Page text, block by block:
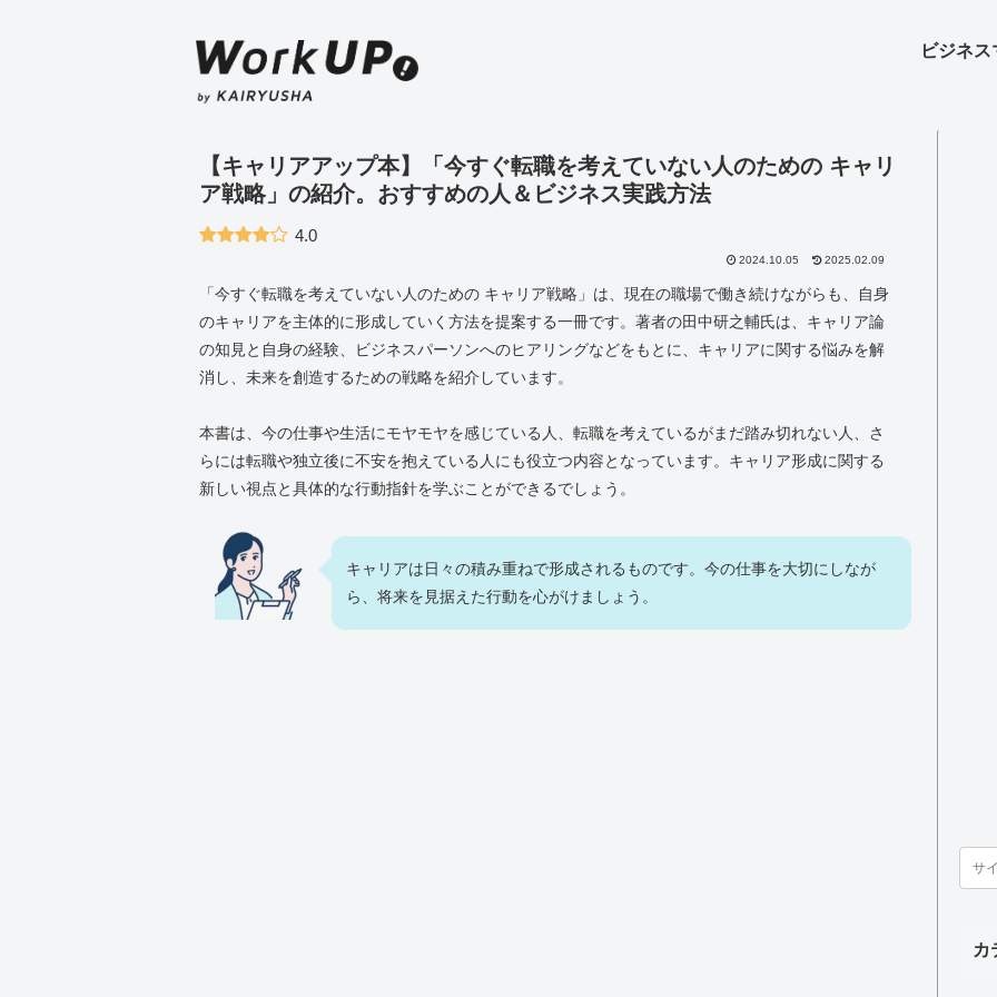
ビジネ
【キャリアアップ本】「今すぐ転職を考えていない人のための キャリ
ア戦略」の紹介。おすすめの人＆ビジネス実践方法
4.0
2024.10.05 2025.02.09
「今すぐ転職を考えていない人のための キャリア戦略」は、現在の職場で働き続けながらも、自身
のキャリアを主体的に形成していく方法を提案する一冊です。著者の田中研之輔氏は、キャリア論
の知見と自身の経験、ビジネスパーソンへのヒアリングなどをもとに、キャリアに関する悩みを解
消し、未来を創造するための戦略を紹介しています。
本書は、今の仕事や生活にモヤモヤを感じている人、転職を考えているがまだ踏み切れない人、さ
らには転職や独立後に不安を抱えている人にも役立つ内容となっています。キャリア形成に関する
新しい視点と具体的な行動指針を学ぶことができるでしょう。
キャリアは日々の積み重ねで形成されるものです。今の仕事を大切にしなが
ら、将来を見据えた行動を心がけましょう。
カ